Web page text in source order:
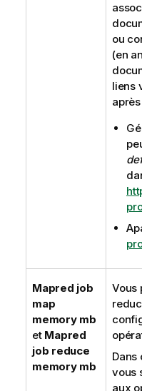
ou
(en
liens
après
Mapred job
map
memory mb
et Mapred
job reduce
memory mb
Vous
Dans
vous
aux